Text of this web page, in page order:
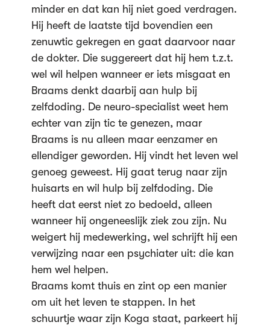
minder en dat kan hij niet goed verdragen.
Hij heeft de laatste tijd bovendien een
zenuwtic gekregen en gaat daarvoor naar
de dokter. Die suggereert dat hij hem t.z.t.
wel wil helpen wanneer er iets misgaat en
Braams denkt daarbij aan hulp bij
zelfdoding. De neuro-specialist weet hem
echter van zijn tic te genezen, maar
Braams is nu alleen maar eenzamer en
ellendiger geworden. Hij vindt het leven wel
genoeg geweest. Hij gaat terug naar zijn
huisarts en wil hulp bij zelfdoding. Die
heeft dat eerst niet zo bedoeld, alleen
wanneer hij ongeneeslijk ziek zou zijn. Nu
weigert hij medewerking, wel schrijft hij een
verwijzing naar een psychiater uit: die kan
hem wel helpen.
Braams komt thuis en zint op een manier
om uit het leven te stappen. In het
schuurtje waar zijn Koga staat, parkeert hij